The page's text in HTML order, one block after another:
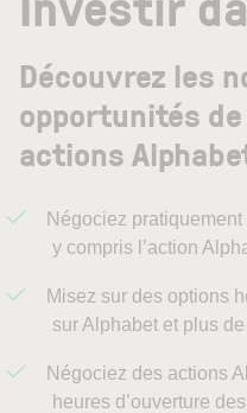
Découvrez les
opportunités
actions
Négociez
y compris l’action
Misez sur des options
sur Alphabet et plus
Négociez des actions
heures d’ouverture